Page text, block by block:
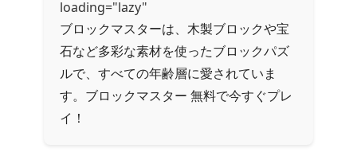
loading="lazy"
ブロックマスターは、木製ブロックや宝
石など多彩な素材を使ったブロックパズ
ルで、すべての年齢層に愛されていま
す。ブロックマスター 無料で今すぐプレ
イ！